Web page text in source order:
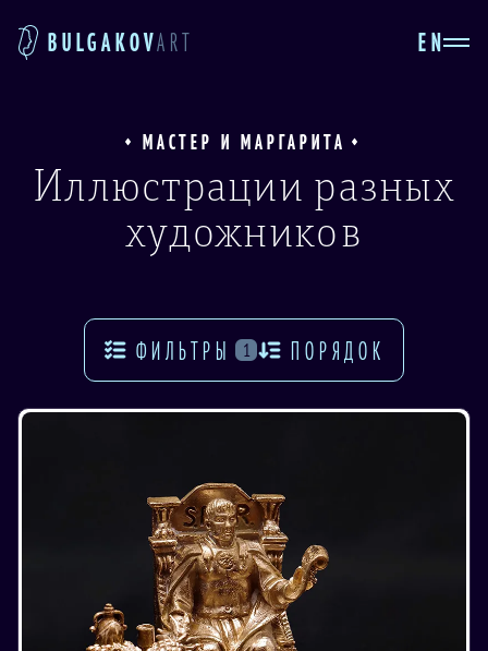
BULGAKOVART EN
МАСТЕР И МАРГАРИТА
Иллюстрации разных
художников
ФИЛЬТРЫ 1 ПОРЯДОК